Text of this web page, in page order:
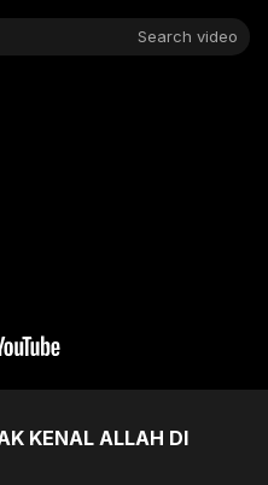
Search video
KENAL ALLAH DI